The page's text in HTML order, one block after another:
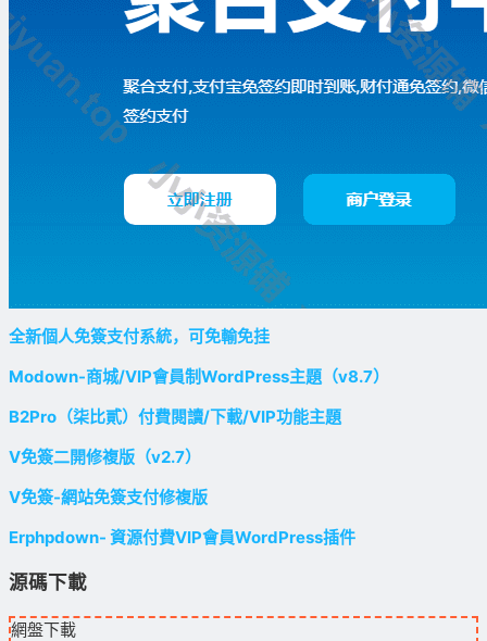
全新個人免簽支付系統，可免輸免挂
Modown-商城/VIP會員制WordPress主題（v8.7）
B2Pro（柒比貳）付費閱讀/下載/VIP功能主題
V免簽二開修複版（v2.7）
V免簽-網站免簽支付修複版
Erphpdown- 資源付費VIP會員WordPress插件
源碼下載
網盤下載